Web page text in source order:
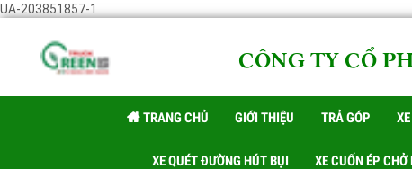
UA-203851857-1
CÔNG TY CỔ
TRANG CHỦ GIỚI THIỆU TRẢ GÓP
XE QUÉT ĐƯỜNG HÚT BỤI XE CUỐN ÉP